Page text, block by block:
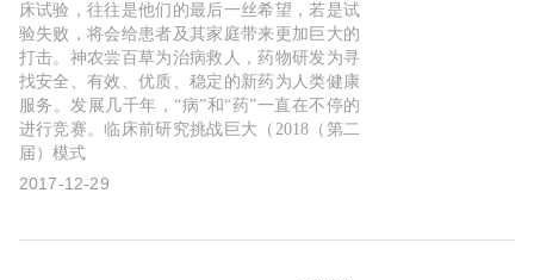
床试验，往往是他们的最后一丝希望，若是试
验失败，将会给患者及其家庭带来更加巨大的
打击。神农尝百草为治病救人，药物研发为寻
找安全、有效、优质、稳定的新药为人类健康
服务。发展几千年，“病”和“药”一直在不停的
进行竞赛。临床前研究挑战巨大（2018（第二
届）模式
2017-12-29